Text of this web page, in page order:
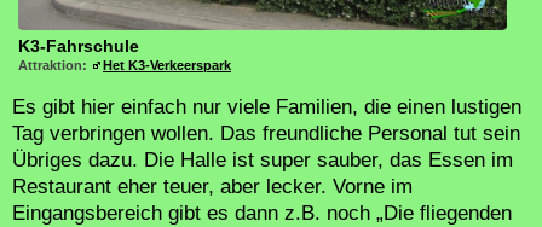
K3-Fahrschule
Attraktion: Het K3-Verkeerspark
Es gibt hier einfach nur viele Familien, die einen lustigen
Tag verbringen wollen. Das freundliche Personal tut sein
Übriges dazu. Die Halle ist super sauber, das Essen im
Restaurant eher teuer, aber lecker. Vorne im
Eingangsbereich gibt es dann z.B. noch „Die fliegenden